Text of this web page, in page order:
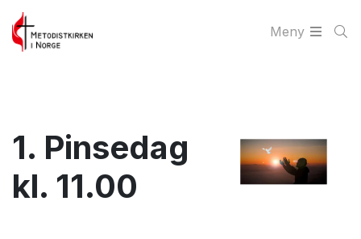
Meny
1. Pinsedag
kl. 11.00